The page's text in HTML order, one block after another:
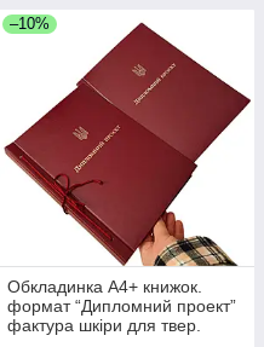
–10%
Обкладинка А4+ книжок.
формат “Дипломний проект”
фактура шкіри для твер.